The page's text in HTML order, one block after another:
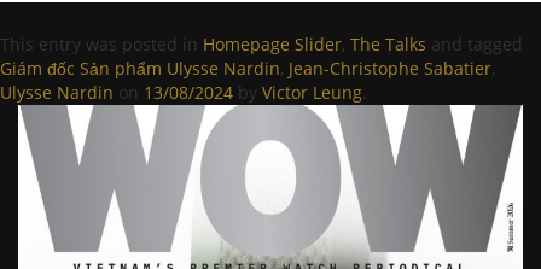
This entry was posted in Homepage Slider, The Talks and tagged
Giám đốc Sản phẩm Ulysse Nardin, Jean-Christophe Sabatier,
Ulysse Nardin on 13/08/2024 by Victor Leung.